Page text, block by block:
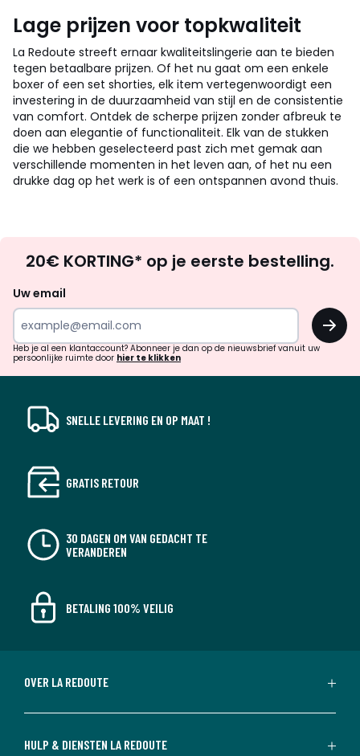
Lage prijzen voor topkwaliteit
La Redoute streeft ernaar kwaliteitslingerie aan te bieden
tegen betaalbare prijzen. Of het nu gaat om een enkele
boxer of een set shorties, elk item vertegenwoordigt een
investering in de duurzaamheid van stijl en de consistentie
van comfort. Ontdek de scherpe prijzen zonder afbreuk te
doen aan elegantie of functionaliteit. Elk van de stukken
die we hebben geselecteerd past zich met gemak aan
verschillende momenten in het leven aan, of het nu een
drukke dag op het werk is of een ontspannen avond thuis.
zoek
inspiratie
verrassingen?
20€ KORTING* op je eerste bestelling.
Uw email
OK
Heb je al een klantaccount? Abonneer je dan op de nieuwsbrief vanuit uw
persoonlijke ruimte door hier te klikken
SNELLE LEVERING EN OP MAAT !
GRATIS RETOUR
30 DAGEN OM VAN GEDACHT TE
VERANDEREN
BETALING 100% VEILIG
OVER LA REDOUTE
HULP & DIENSTEN LA REDOUTE